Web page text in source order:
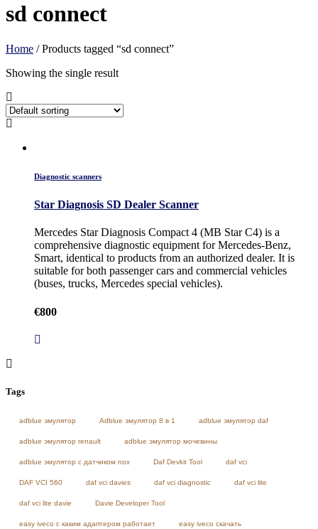
sd connect
Home / Products tagged “sd connect”
Showing the single result
Diagnostic scanners
Star Diagnosis SD Dealer Scanner
Mercedes Star Diagnosis Compact 4 (MB Star C4) is a
comprehensive diagnostic equipment for Mercedes-Benz,
Smart, identical to products from an authorized dealer. It is
suitable for both passenger cars and commercial vehicles
(buses, trucks, Mercedes special vehicles).
€800
Tags
adblue эмулятор Adblue эмулятор 8 в 1 adblue эмулятор daf
adblue эмулятор renault adblue эмулятор мочевины
adblue эмулятор с датчиком nox Daf Devkit Tool daf vci
DAF VCI 560 daf vci davies daf vci diagnostic daf vci lite
daf vci lite davie Davie Developer Tool
easy iveco с каким адаптером работает easy iveco скачать